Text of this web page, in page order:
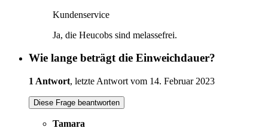
Kundenservice
Ja, die Heucobs sind melassefrei.
Wie lange beträgt die Einweichdauer?
1 Antwort, letzte Antwort vom 14. Februar 2023
Diese Frage beantworten
Tamara